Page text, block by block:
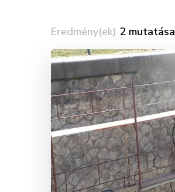
Eredmény(ek) 2 mutatása